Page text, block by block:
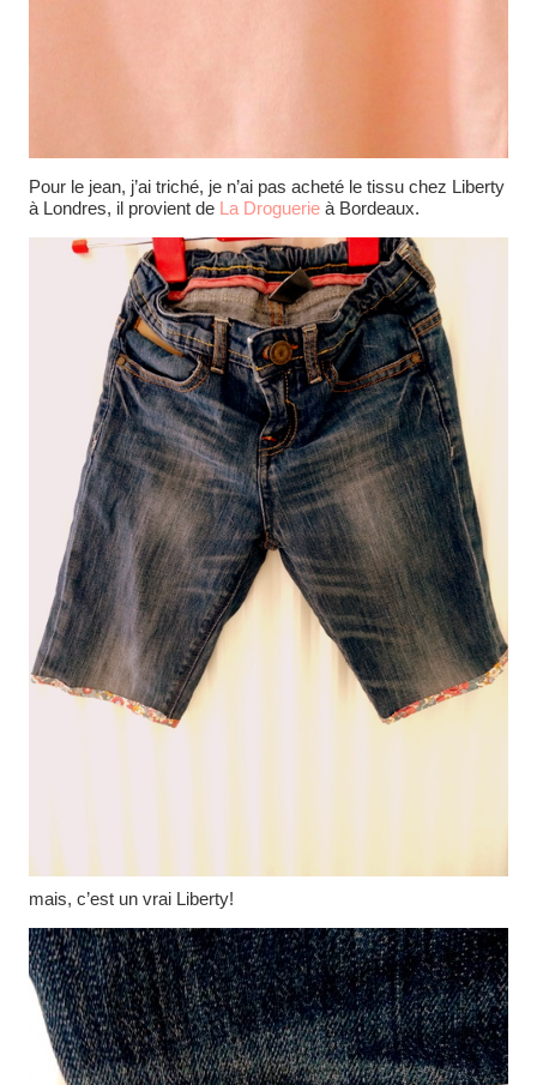
Pour le jean, j’ai triché, je n’ai pas acheté le tissu chez Liberty
à Londres, il provient de La Droguerie à Bordeaux.
mais, c’est un vrai Liberty!